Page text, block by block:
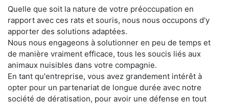
Quelle que soit la nature de votre préoccupation en
rapport avec ces rats et souris, nous nous occupons d'y
apporter des solutions adaptées.
Nous nous engageons à solutionner en peu de temps et
de manière vraiment efficace, tous les soucis liés aux
animaux nuisibles dans votre compagnie.
En tant qu'entreprise, vous avez grandement intérêt à
opter pour un partenariat de longue durée avec notre
société de dératisation, pour avoir une défense en tout